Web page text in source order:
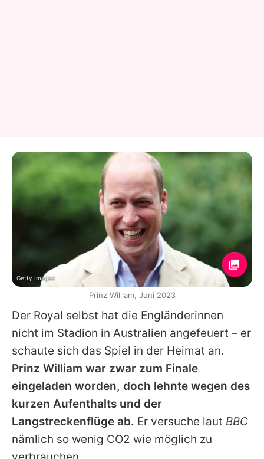
Der Royal selbst hat die Engländerinnen
nicht im Stadion in Australien angefeuert – er
schaute sich das Spiel in der Heimat an.
Prinz William war zwar zum Finale
eingeladen worden, doch lehnte wegen des
kurzen Aufenthalts und der
Langstreckenflüge ab. Er versuche laut BBC
nämlich so wenig CO2 wie möglich zu
Getty Images
Prinz William, Juni 2023